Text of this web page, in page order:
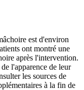
est d'environ
ont montré une
après l'intervention.
l'apparence de leur
les sources de
à la fin de